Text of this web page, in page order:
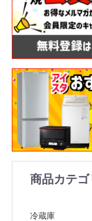
商品カテゴ
冷蔵庫